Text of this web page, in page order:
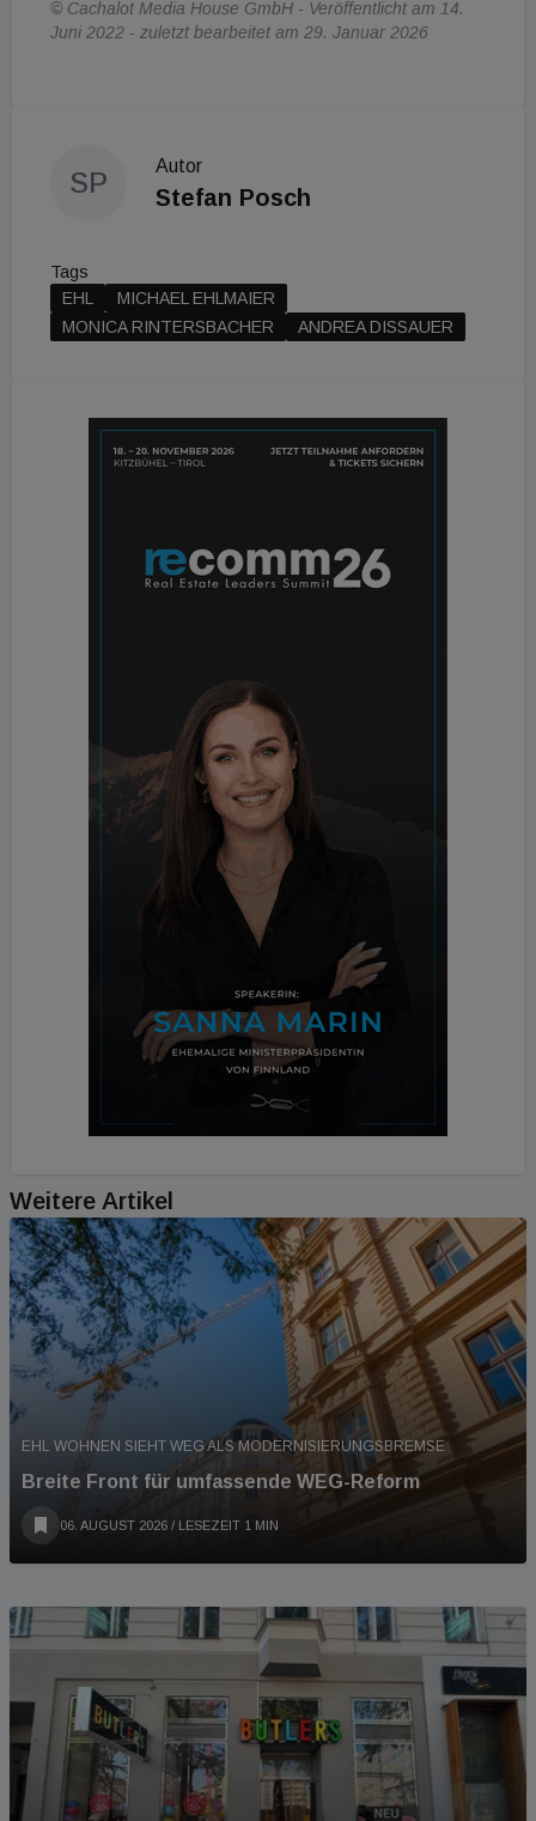
© Cachalot Media House GmbH - Veröffentlicht am 14.
Juni 2022 - zuletzt bearbeitet am 29. Januar 2026
SP
Autor
Stefan Posch
Tags
EHL
MICHAEL EHLMAIER
MONICA RINTERSBACHER
ANDREA DISSAUER
Weitere Artikel
EHL WOHNEN SIEHT WEG ALS MODERNISIERUNGSBREMSE
Breite Front für umfassende WEG-Reform
06. AUGUST 2026 / LESEZEIT 1 MIN